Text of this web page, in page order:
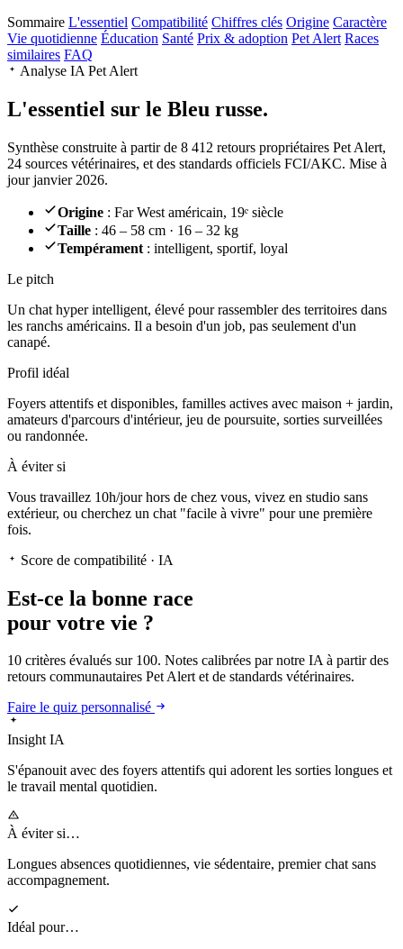
Sommaire L'essentiel Compatibilité Chiffres clés Origine Caractère
Vie quotidienne Éducation Santé Prix & adoption Pet Alert Races
similaires FAQ
Analyse IA Pet Alert
L'essentiel sur le Bleu russe.
Synthèse construite à partir de 8 412 retours propriétaires Pet Alert,
24 sources vétérinaires, et des standards officiels FCI/AKC. Mise à
jour janvier 2026.
Origine : Far West américain, 19ᵉ siècle
Taille : 46 – 58 cm · 16 – 32 kg
Tempérament : intelligent, sportif, loyal
Le pitch
Un chat hyper intelligent, élevé pour rassembler des territoires dans
les ranchs américains. Il a besoin d'un job, pas seulement d'un
canapé.
Profil idéal
Foyers attentifs et disponibles, familles actives avec maison + jardin,
amateurs d'parcours d'intérieur, jeu de poursuite, sorties surveillées
ou randonnée.
À éviter si
Vous travaillez 10h/jour hors de chez vous, vivez en studio sans
extérieur, ou cherchez un chat "facile à vivre" pour une première
fois.
Score de compatibilité · IA
Est-ce la bonne race
pour votre vie ?
10 critères évalués sur 100. Notes calibrées par notre IA à partir des
retours communautaires Pet Alert et de standards vétérinaires.
Faire le quiz personnalisé
Insight IA
S'épanouitavec des foyers attentifs qui adorent les sorties longues et
le travail mental quotidien.
À éviter si…
Longues absences quotidiennes, vie sédentaire, premier chat sans
accompagnement.
Idéal pour…